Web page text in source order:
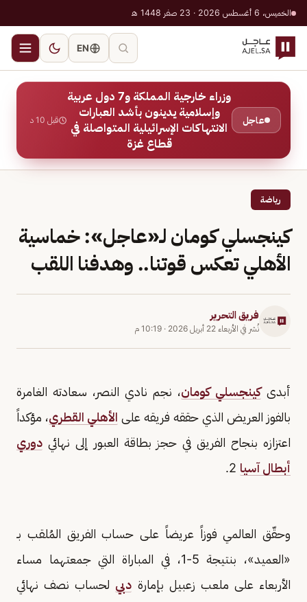
الخميس، 6 أغسطس 2026 · 23 صفر 1448 هـ
EN
عاجل
وزراء خارجية المملكة و7 دول عربية
وإسلامية يدينون بأشد العبارات
الانتهاكات الإسرائيلية المتواصلة في
قطاع غزة
قبل 10 د
رياضة
كينجسلي كومان لـ«عاجل»: خماسية
الأهلي تعكس قوتنا.. وهدفنا اللقب
فريق التحرير
نُشر في الأربعاء 22 أبريل 2026 · 10:19 م
أبدىكينجسلي كومان، نجم نادي النصر، سعادته الغامرة
بالفوز العريض الذي حققه فريقه على الأهلي القطري، مؤكداً
اعتزازه بنجاح الفريق في حجز بطاقة العبور إلى نهائي دوري
أبطال آسيا
وحقّق العالمي فوزاً عريضاً على حساب الفريق المُلقب بـ
«العميد»، بنتيجة 5-1، في المباراة التي جمعتهما مساء
الأربعاء على ملعب زعبيل بإمارة دبي لحساب نصف نهائي